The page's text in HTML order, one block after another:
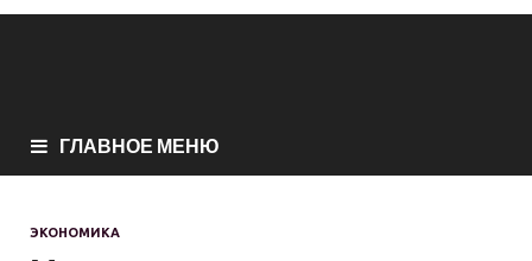
ГЛАВНОЕ МЕНЮ
ЭКОНОМИКА